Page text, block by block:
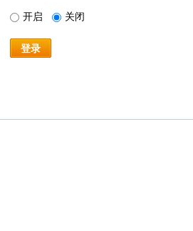
开启 关闭
登录